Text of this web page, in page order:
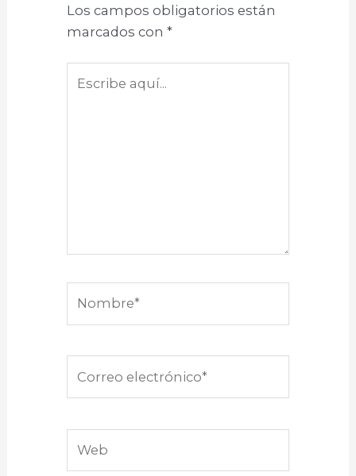
Los campos obligatorios están
marcados con *
aquí...
electrónico*